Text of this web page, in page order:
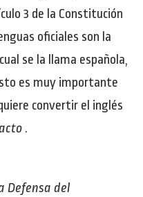
3 de la Constitución
oficiales son la
se la llama española,
es muy importante
convertir el inglés
.
Defensa del